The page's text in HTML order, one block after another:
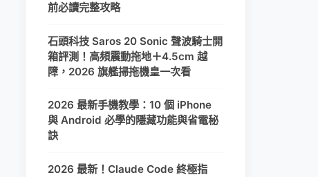
前必讀完整攻略
石頭科技 Saros 20 Sonic 聲波騎士開
箱評測！高頻震動拖地＋4.5cm 越
障，2026 旗艦掃拖機皇一次看
2026 最新手機教學：10 個 iPhone
與 Android 必學的隱藏功能與省電秘
訣
2026 最新！Claude Code 終極指